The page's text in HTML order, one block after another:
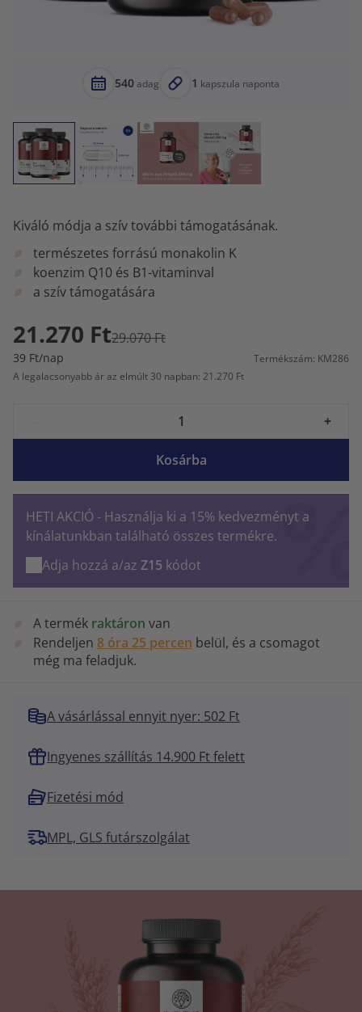
540adag 1 kapszula naponta
Kiváló módja a szív további támogatásának.
természetes forrású monakolin K
koenzim Q10 és B1-vitaminval
a szív támogatására
21.270 Ft29.070 Ft
39 Ft/nap
Termékszám: KM286
A legalacsonyabb ár az elmúlt 30 napban: 21.270 Ft
+
Kosárba
HETI AKCIÓ - Használja ki a 15% kedvezményt a
kínálatunkban található összes termékre.
Adja hozzá a/az Z15 kódot
A termék raktáron van
Rendeljen 8 óra 25 percen belül, és a csomagot
még ma feladjuk.
A vásárlással ennyit nyer: 502 Ft
Ingyenes szállítás 14.900 Ft felett
Fizetési mód
MPL, GLS futárszolgálat